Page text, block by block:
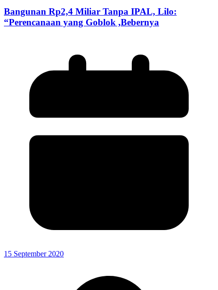
Bangunan Rp2,4 Miliar Tanpa IPAL, Lilo:
“Perencanaan yang Goblok ,Bebernya
15 September 2020